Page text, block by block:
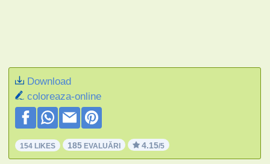
Download
coloreaza-online
154 LIKES 185 EVALUĂRI 4.15/5